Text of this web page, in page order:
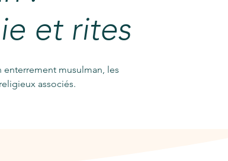
et rites
musulman, les
associés.